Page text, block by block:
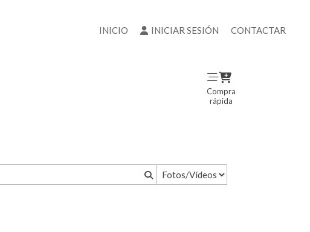
INICIO INICIAR SESIÓN CONTACTAR
Compra
rápida